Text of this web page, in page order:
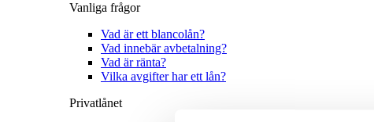
Vanliga frågor
Vad är ett blancolån?
Vad innebär avbetalning?
Vad är ränta?
Vilka avgifter har ett lån?
Privatlånet